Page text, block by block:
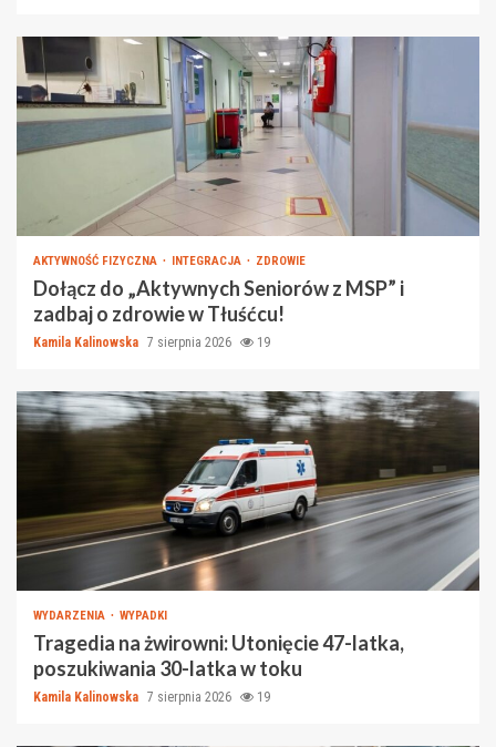
AKTYWNOŚĆ FIZYCZNA INTEGRACJA ZDROWIE
Dołącz do „Aktywnych Seniorów z MSP” i
zadbaj o zdrowie w Tłuśćcu!
Kamila Kalinowska 7 sierpnia 2026 19
WYDARZENIA WYPADKI
Tragedia na żwirowni: Utonięcie 47-latka,
poszukiwania 30-latka w toku
Kamila Kalinowska 7 sierpnia 2026 19